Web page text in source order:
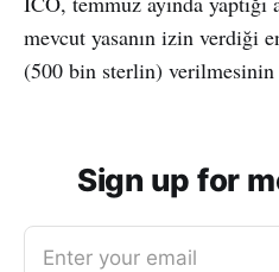
mevcut yasanın izin verdiği
(500 bin sterlin) verilmesinin
Sign up for
Enter your email